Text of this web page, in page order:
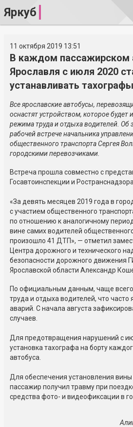
Яркуб
11 октября 2019 13:51
В каждом пассажирском
Ярославля с июля 2020
устанавливать тахографы
Все ярославские автобусы,
оснастят устройством, которое будет
режима труда и отдыха водителей. Об
рабочей встрече начальника
общественного транспорта Сергея
городскими перевозчиками.
Встреча прошла совместно с
Госавтоинспекции и Ространснадзора.
«За девять месяцев 2019 года в
с участием общественного
по отношению к аналогичному
вине самих водителей
произошло 41 ДТП», — отметил
Центра дорожного и технического
безопасности дорожного
Ярославской области Александр
По официальным данным, чаще
труда и отдыха водителей, что часто
аварий. С начала августа
случаев.
Для предотвращения нарушений с
установка тахографа на борту
автобуса.
Для обеспечения установления вины
пассажир получил травму при
средства фото- и видеофиксации в